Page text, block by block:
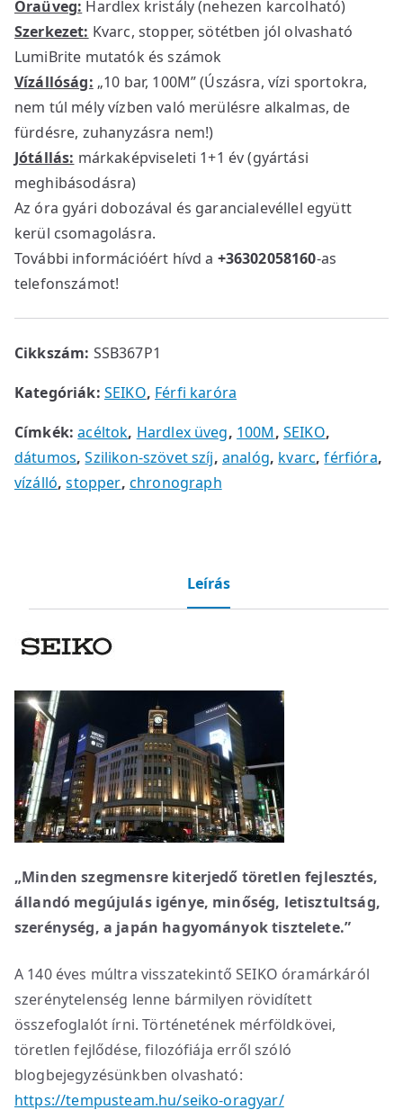
Óraüveg: Hardlex kristály (nehezen karcolható)
Szerkezet: Kvarc, stopper, sötétben jól olvasható
LumiBrite mutatók és számok
Vízállóság: „10 bar, 100M” (Úszásra, vízi sportokra,
nem túl mély vízben való merülésre alkalmas, de
fürdésre, zuhanyzásra nem!)
Jótállás: márkaképviseleti 1+1 év (gyártási
meghibásodásra)
Az óra gyári dobozával és garancialevéllel együtt
kerül csomagolásra.
További információért hívd a +36302058160-as
telefonszámot!
Cikkszám: SSB367P1
Kategóriák: SEIKO, Férfi karóra
Címkék:acéltok, Hardlex üveg, 100M, SEIKO,
dátumos,Szilikon-szövet szíj, analóg, kvarc,férfióra,
vízálló,stopper, chronograph
Leírás
„Minden szegmensre kiterjedő töretlen fejlesztés,
állandó megújulás igénye, minőség, letisztultság,
szerénység, a japán hagyományok tisztelete.”
A 140 éves múltra visszatekintő SEIKO óramárkáról
szerénytelenség lenne bármilyen rövidített
összefoglalót írni. Történetének mérföldkövei,
töretlen fejlődése, filozófiája erről szóló
blogbejegyzésünkben olvasható:
https://tempusteam.hu/seiko-oragyar/